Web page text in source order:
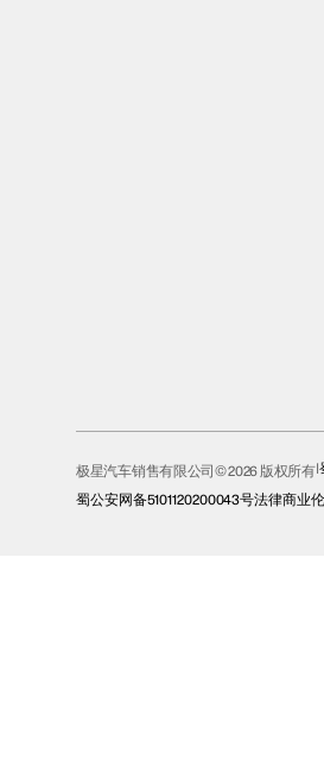
极星汽车销售有限公司© 2026 版权所有
蜀公安网备5101120200043号法律商业